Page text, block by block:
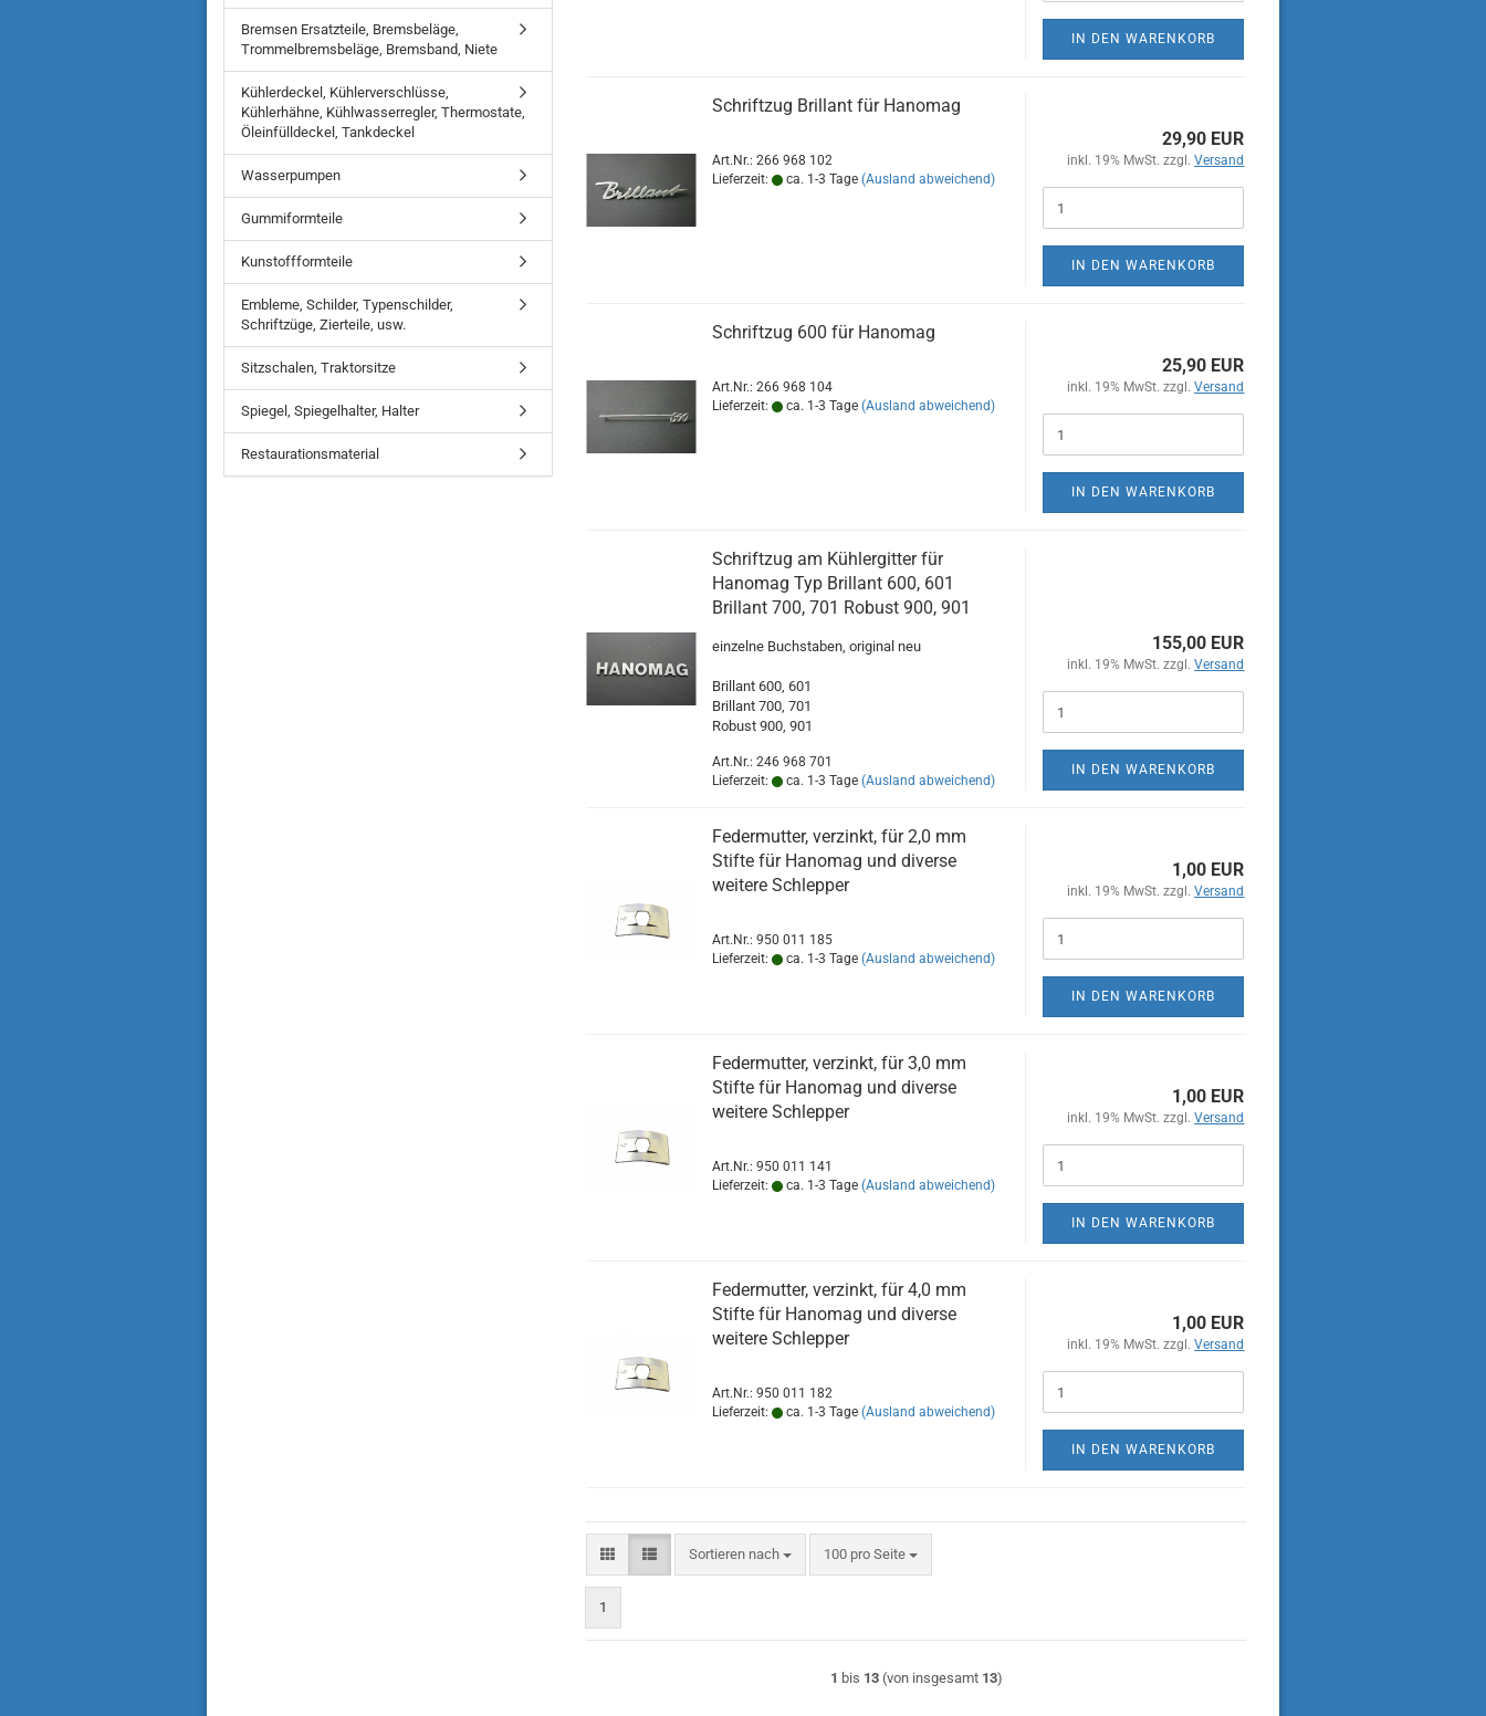
IN DEN WARENKORB
Schriftzug Brillant für Hanomag
Art.Nr.: 266 968 102
Lieferzeit:
ca. 1-3 Tage (Ausland abweichend)
29,90 EUR
inkl. 19% MwSt. zzgl.Versand
IN DEN WARENKORB
Schriftzug 600 für Hanomag
Art.Nr.: 266 968 104
Lieferzeit:
ca. 1-3 Tage (Ausland abweichend)
25,90 EUR
inkl. 19% MwSt. zzgl.Versand
IN DEN WARENKORB
Schriftzug am Kühlergitter für
Hanomag Typ Brillant 600, 601
Brillant 700, 701 Robust 900, 901
einzelne Buchstaben, original neu
Brillant 600, 601
Brillant 700, 701
Robust 900, 901
Art.Nr.: 246 968 701
Lieferzeit:
ca. 1-3 Tage (Ausland abweichend)
155,00 EUR
inkl. 19% MwSt. zzgl.Versand
IN DEN WARENKORB
Federmutter, verzinkt, für 2,0 mm
Stifte für Hanomag und diverse
weitere Schlepper
Art.Nr.: 950 011 185
Lieferzeit:
ca. 1-3 Tage (Ausland abweichend)
1,00 EUR
inkl. 19% MwSt. zzgl.Versand
IN DEN WARENKORB
Federmutter, verzinkt, für 3,0 mm
Stifte für Hanomag und diverse
weitere Schlepper
Art.Nr.: 950 011 141
Lieferzeit:
ca. 1-3 Tage (Ausland abweichend)
1,00 EUR
inkl. 19% MwSt. zzgl.Versand
IN DEN WARENKORB
Federmutter, verzinkt, für 4,0 mm
Stifte für Hanomag und diverse
weitere Schlepper
Art.Nr.: 950 011 182
Lieferzeit:
ca. 1-3 Tage (Ausland abweichend)
1,00 EUR
inkl. 19% MwSt. zzgl.Versand
IN DEN WARENKORB
Sortieren nach
Sortieren nach 100 pro Seite
pro Seite
1
1 bis 13(von insgesamt 13)
Bremsen Ersatzteile, Bremsbeläge,
Trommelbremsbeläge, Bremsband, Niete
Kühlerdeckel, Kühlerverschlüsse,
Kühlerhähne, Kühlwasserregler, Thermostate,
Öleinfülldeckel, Tankdeckel
Wasserpumpen
Gummiformteile
Kunstoffformteile
Embleme, Schilder, Typenschilder,
Schriftzüge, Zierteile, usw.
Sitzschalen, Traktorsitze
Spiegel, Spiegelhalter, Halter
Restaurationsmaterial